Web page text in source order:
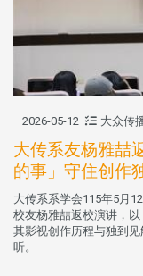
2026-05-12 大众传
大传系友杨雅喆
的事」守住创作
大传系系学会115年5月
校友杨雅喆返校演讲，
其影视创作历程与独到
听。